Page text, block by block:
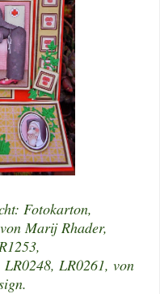
Fotokarton,
Marij Rhader,
LR0261, von